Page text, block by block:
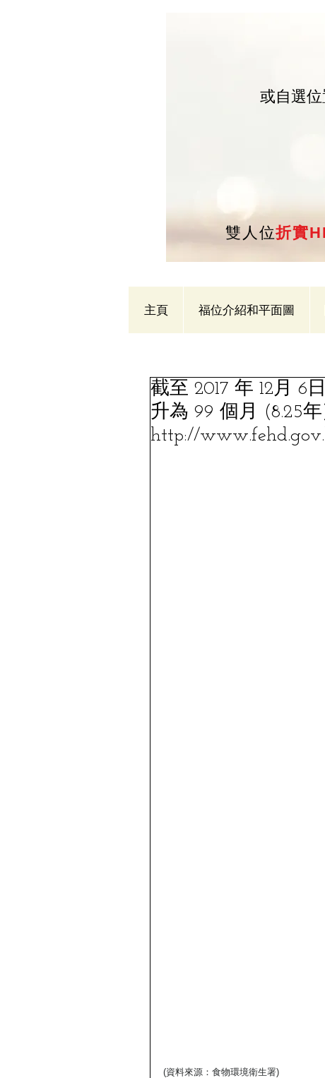
或自選
雙人位折實
主頁 福位介紹和平面圖
截至 2017 年 12月 6
升為 99 個月 (8.25年
http://
(資料來源：食物環境衛生署)